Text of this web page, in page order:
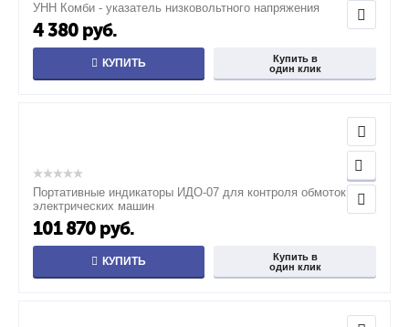
УНН Комби - указатель низковольтного напряжения
4 380 руб.
КУПИТЬ
Купить в
один клик
Портативные индикаторы ИДО-07 для контроля обмоток
электрических машин
101 870 руб.
КУПИТЬ
Купить в
один клик